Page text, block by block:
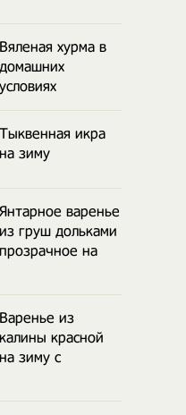
Вяленая хурма в
домашних
условиях
Тыквенная икра
на зиму
Янтарное варенье
из груш дольками
прозрачное на
Варенье из
калины красной
на зиму с